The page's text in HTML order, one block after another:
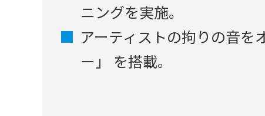
ニングを実施。
アーティストの拘りの音を
ー」 を搭載。